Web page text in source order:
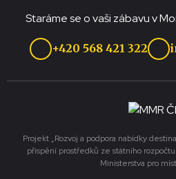
Staráme se o vaši zábavu v
+420 568 421 322
Projekt „Rozvoj a podpora nabídky
přispění prostředků ze státního
Ministerstva pro